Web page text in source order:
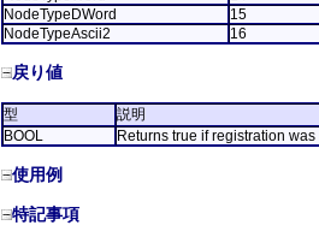
NodeTypeDWord
15
NodeTypeAscii2
16
戻り値
型
説明
BOOL
Returns true if registration
使用例
特記事項